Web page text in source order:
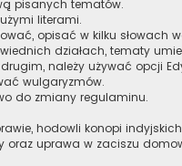
pisanych tematów.
literami.
opisać w kilku słowach
działach, tematy
należy używać opcji
wulgaryzmów.
do zmiany regulaminu.
hodowli konopi
oraz uprawa w zaciszu